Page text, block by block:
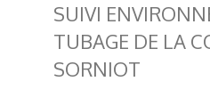
SUIVI
TUBAGE DE LA
SORNIOT